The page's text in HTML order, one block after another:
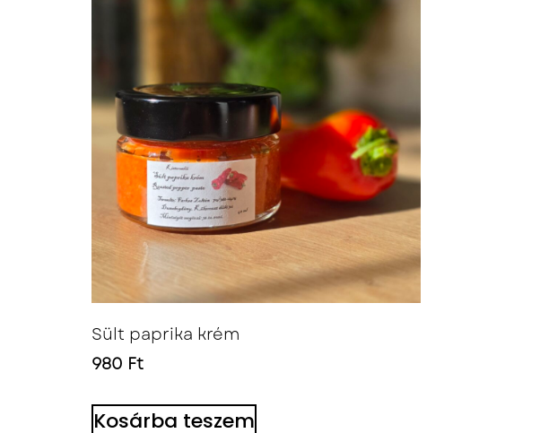
Sült paprika krém
980 Ft
Kosárba teszem